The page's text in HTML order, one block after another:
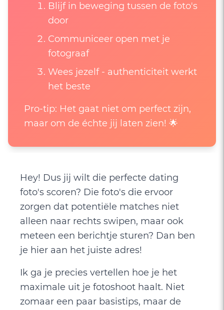
Blijf in beweging tussen de foto's
door
Communiceer open met je
fotograaf
Wees jezelf - authenticiteit werkt
het beste
Pro-tip: Het gaat niet om perfect zijn,
maar om de échte jij laten zien! 🌟
Hey! Dus jij wilt die perfecte dating
foto's scoren? Die foto's die ervoor
zorgen dat potentiële matches niet
alleen naar rechts swipen, maar ook
meteen een berichtje sturen? Dan ben
je hier aan het juiste adres!
Ik ga je precies vertellen hoe je het
maximale uit je fotoshoot haalt. Niet
zomaar een paar basistips, maar de